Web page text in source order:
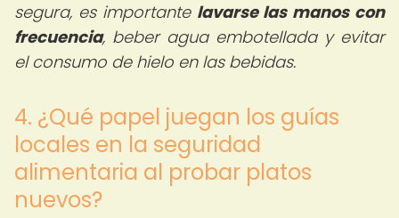
segura, es importante lavarse las manos con
frecuencia, beber agua embotellada y evitar
el consumo de hielo en las bebidas.
4. ¿Qué papel juegan los guías
locales en la seguridad
alimentaria al probar platos
nuevos?